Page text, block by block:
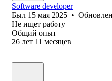
Software developer
Был 15 мая 2025 •
Не ищет работу
Общий опыт
26 лет 11 месяцев